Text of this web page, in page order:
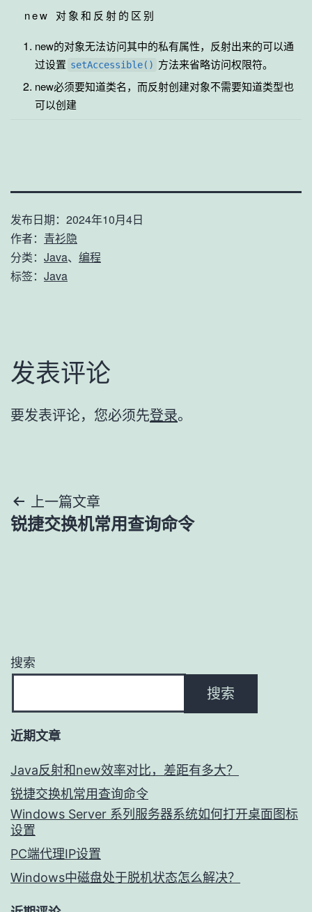
new 对象和反射的区别
new的对象无法访问其中的私有属性，反射出来的可以通
过设置 setAccessible() 方法来省略访问权限符。
new必须要知道类名，而反射创建对象不需要知道类型也
可以创建
发布日期： 2024年10月4日
作者： 青衫隐
分类： Java、 编程
标签： Java
发表评论
要发表评论，您必须先登录。
文
章
上一篇文章
锐捷交换机常用查询命令
搜索
搜索
近期文章
Java反射和new效率对比，差距有多大？
锐捷交换机常用查询命令
Windows Server 系列服务器系统如何打开桌面图标
设置
PC端代理IP设置
Windows中磁盘处于脱机状态怎么解决？